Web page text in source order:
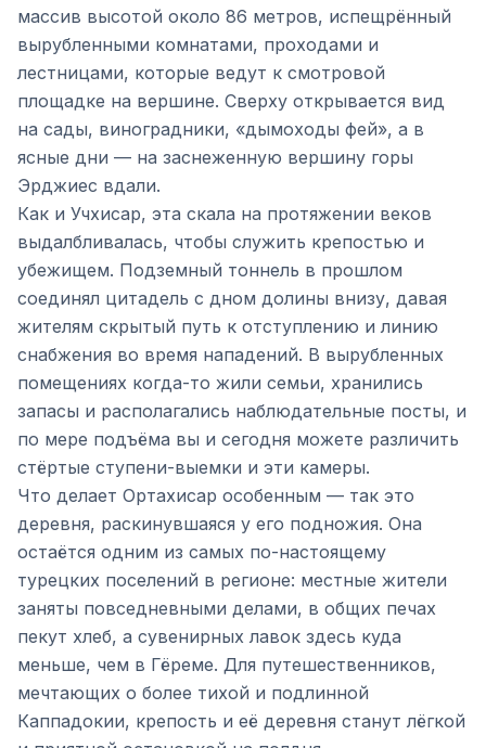
массив высотой около 86 метров, испещрённый
вырубленными комнатами, проходами и
лестницами, которые ведут к смотровой
площадке на вершине. Сверху открывается вид
на сады, виноградники, «дымоходы фей», а в
ясные дни — на заснеженную вершину горы
Эрджиес вдали.
Как и Учхисар, эта скала на протяжении веков
выдалбливалась, чтобы служить крепостью и
убежищем. Подземный тоннель в прошлом
соединял цитадель с дном долины внизу, давая
жителям скрытый путь к отступлению и линию
снабжения во время нападений. В вырубленных
помещениях когда-то жили семьи, хранились
запасы и располагались наблюдательные посты, и
по мере подъёма вы и сегодня можете различить
стёртые ступени-выемки и эти камеры.
Что делает Ортахисар особенным — так это
деревня, раскинувшаяся у его подножия. Она
остаётся одним из самых по-настоящему
турецких поселений в регионе: местные жители
заняты повседневными делами, в общих печах
пекут хлеб, а сувенирных лавок здесь куда
меньше, чем в Гёреме. Для путешественников,
мечтающих о более тихой и подлинной
Каппадокии, крепость и её деревня станут лёгкой